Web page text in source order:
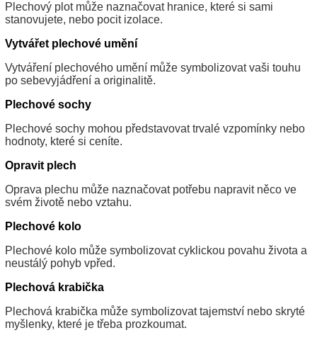
Plechový plot může naznačovat hranice, které si sami
stanovujete, nebo pocit izolace.
Vytvářet plechové umění
Vytváření plechového umění může symbolizovat vaši touhu
po sebevyjádření a originalitě.
Plechové sochy
Plechové sochy mohou představovat trvalé vzpomínky nebo
hodnoty, které si ceníte.
Opravit plech
Oprava plechu může naznačovat potřebu napravit něco ve
svém životě nebo vztahu.
Plechové kolo
Plechové kolo může symbolizovat cyklickou povahu života a
neustálý pohyb vpřed.
Plechová krabička
Plechová krabička může symbolizovat tajemství nebo skryté
myšlenky, které je třeba prozkoumat.